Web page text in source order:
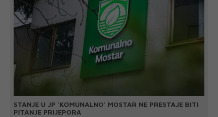
STANJE U JP 'KOMUNALNO' MOSTAR NE PRESTAJE BITI
PITANJE PRIJEPORA